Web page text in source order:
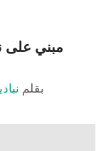
مبني على
بقلم